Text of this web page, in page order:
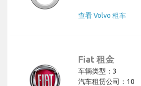
查看 Volvo 租车
Fiat 租金
车辆类型：3
汽车租赁公司：10